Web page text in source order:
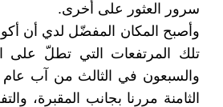
سرور العثور على أخرى.
وأصبح المكان المفضّل لدي أن
تلك المرتفعات التي تطلّ على
الثامنة مررنا بجانب المقبرة،